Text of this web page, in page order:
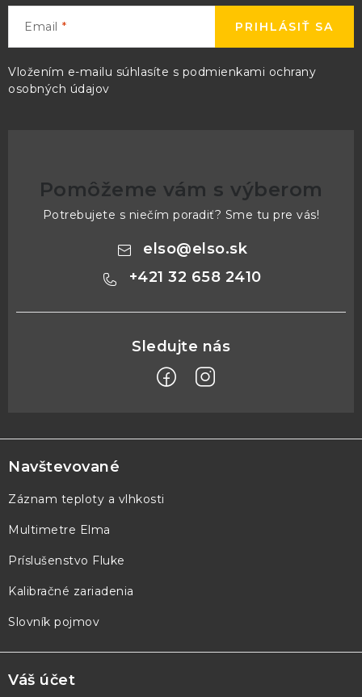
Email
Vložením e-mailu súhlasíte s podmienkami ochrany
osobných údajov
PRIHLÁSIŤ SA
Pomôžeme vám s výberom
Potrebujete s niečím poradiť? Sme tu pre vás!
elso@elso.sk
+421 32 658 2410
á
p
ä
e
Navštevované
Záznam teploty a vlhkosti
Multimetre Elma
Príslušenstvo Fluke
Kalibračné zariadenia
Slovník pojmov
Váš účet